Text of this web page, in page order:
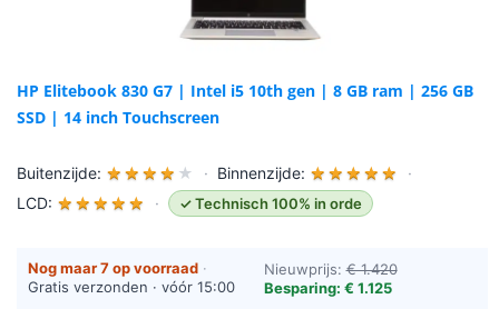
HP Elitebook 830 G7 | Intel i5 10th gen | 8 GB ram | 256 GB
SSD | 14 inch Touchscreen
Buitenzijde: ★ ★ ★ ★ ★ · Binnenzijde: ★ ★ ★ ★ ★
·
LCD: ★ ★ ★ ★ ★ · ✓ Technisch 100% in orde
Nog maar 7 op voorraad ·
Gratis verzonden · vóór 15:00
Nieuwprijs:€ 1.420
Besparing: € 1.125